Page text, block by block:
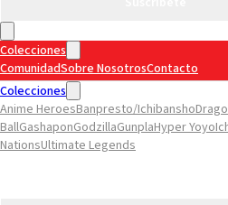
Colecciones
ComunidadSobre NosotrosContacto
Colecciones
Anime HeroesBanpresto/Ichibansho
BallGashaponGodzillaGunplaHyper Yoyo
NationsUltimate Legends